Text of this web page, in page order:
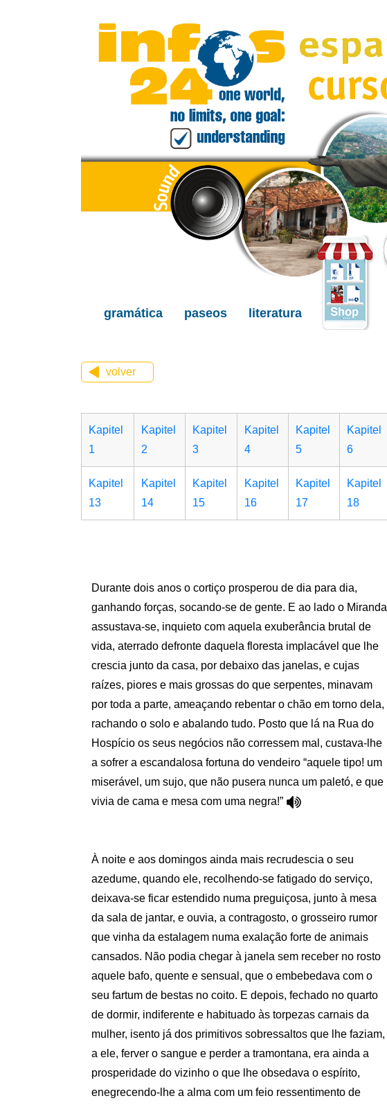
gramática paseos literatura
volver
Kapitel
1
Kapitel
2
Kapitel
3
Kapitel
4
Kapitel
5
Kapitel
6
Kapitel
13
Kapitel
14
Kapitel
15
Kapitel
16
Kapitel
17
Kapitel
18
Durante dois anos o cortiço prosperou de dia para dia,
ganhando forças, socando-se de gente. E ao lado o Miranda
assustava-se, inquieto com aquela exuberância brutal de
vida, aterrado defronte daquela floresta implacável que lhe
crescia junto da casa, por debaixo das janelas, e cujas
raízes, piores e mais grossas do que serpentes, minavam
por toda a parte, ameaçando rebentar o chão em torno dela,
rachando o solo e abalando tudo. Posto que lá na Rua do
Hospício os seus negócios não corressem mal, custava-lhe
a sofrer a escandalosa fortuna do vendeiro “aquele tipo! um
miserável, um sujo, que não pusera nunca um paletó, e que
vivia de cama e mesa com uma negra!”
À noite e aos domingos ainda mais recrudescia o seu
azedume, quando ele, recolhendo-se fatigado do serviço,
deixava-se ficar estendido numa preguiçosa, junto à mesa
da sala de jantar, e ouvia, a contragosto, o grosseiro rumor
que vinha da estalagem numa exalação forte de animais
cansados. Não podia chegar à janela sem receber no rosto
aquele bafo, quente e sensual, que o embebedava com o
seu fartum de bestas no coito. E depois, fechado no quarto
de dormir, indiferente e habituado às torpezas carnais da
mulher, isento já dos primitivos sobressaltos que lhe faziam,
a ele, ferver o sangue e perder a tramontana, era ainda a
prosperidade do vizinho o que lhe obsedava o espírito,
enegrecendo-lhe a alma com um feio ressentimento de